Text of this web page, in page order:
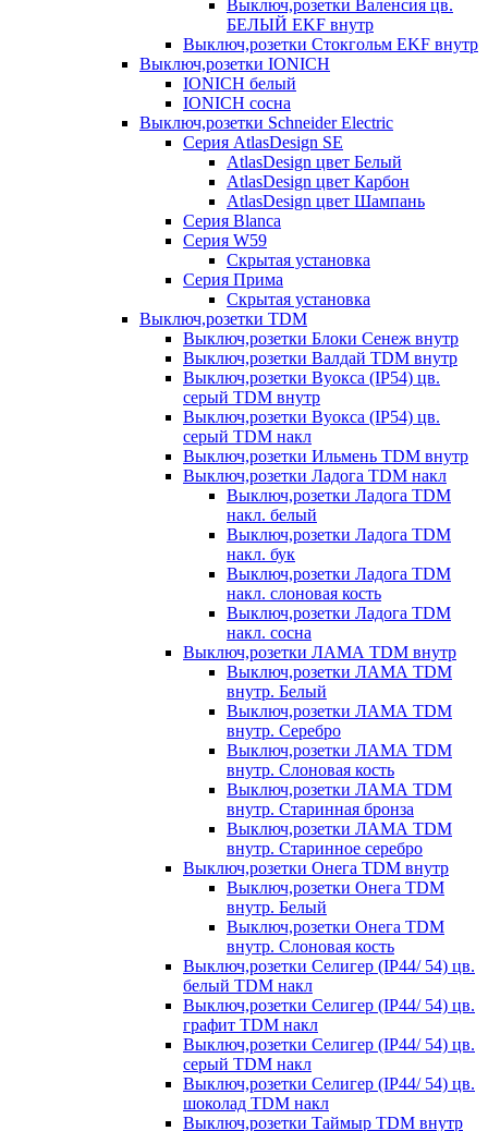
Выключ,розетки Валенсия цв.
БЕЛЫЙ EKF внутр
Выключ,розетки Стокгольм EKF внутр
Выключ,розетки IONICH
IONICH белый
IONICH сосна
Выключ,розетки Schneider Electric
Серия AtlasDesign SE
AtlasDesign цвет Белый
AtlasDesign цвет Карбон
AtlasDesign цвет Шампань
Серия Blanca
Серия W59
Скрытая установка
Серия Прима
Скрытая установка
Выключ,розетки TDM
Выключ,розетки Блоки Сенеж внутр
Выключ,розетки Валдай TDM внутр
Выключ,розетки Вуокса (IP54) цв.
серый TDM внутр
Выключ,розетки Вуокса (IP54) цв.
серый TDM накл
Выключ,розетки Ильмень TDM внутр
Выключ,розетки Ладога TDM накл
Выключ,розетки Ладога TDM
накл. белый
Выключ,розетки Ладога TDM
накл. бук
Выключ,розетки Ладога TDM
накл. слоновая кость
Выключ,розетки Ладога TDM
накл. сосна
Выключ,розетки ЛАМА TDM внутр
Выключ,розетки ЛАМА TDM
внутр. Белый
Выключ,розетки ЛАМА TDM
внутр. Серебро
Выключ,розетки ЛАМА TDM
внутр. Слоновая кость
Выключ,розетки ЛАМА TDM
внутр. Старинная бронза
Выключ,розетки ЛАМА TDM
внутр. Старинное серебро
Выключ,розетки Онега TDM внутр
Выключ,розетки Онега TDM
внутр. Белый
Выключ,розетки Онега TDM
внутр. Слоновая кость
Выключ,розетки Селигер (IP44/ 54) цв.
белый TDM накл
Выключ,розетки Селигер (IP44/ 54) цв.
графит TDM накл
Выключ,розетки Селигер (IP44/ 54) цв.
серый TDM накл
Выключ,розетки Селигер (IP44/ 54) цв.
шоколад TDM накл
Выключ,розетки Таймыр TDM внутр